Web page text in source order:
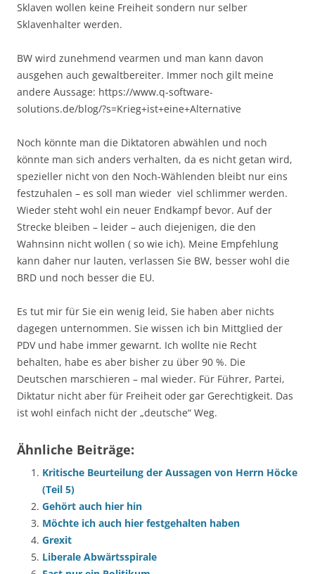
Sklaven wollen keine Freiheit sondern nur selber
Sklavenhalter werden.
BW wird zunehmend vearmen und man kann davon
ausgehen auch gewaltbereiter. Immer noch gilt meine
andere Aussage: https://www.q-software-
solutions.de/blog/?s=Krieg+ist+eine+Alternative
Noch könnte man die Diktatoren abwählen und noch
könnte man sich anders verhalten, da es nicht getan wird,
spezieller nicht von den Noch-Wählenden bleibt nur eins
festzuhalen – es soll man wieder viel schlimmer werden.
Wieder steht wohl ein neuer Endkampf bevor. Auf der
Strecke bleiben – leider – auch diejenigen, die den
Wahnsinn nicht wollen ( so wie ich). Meine Empfehlung
kann daher nur lauten, verlassen Sie BW, besser wohl die
BRD und noch besser die EU.
Es tut mir für Sie ein wenig leid, Sie haben aber nichts
dagegen unternommen. Sie wissen ich bin Mittglied der
PDV und habe immer gewarnt. Ich wollte nie Recht
behalten, habe es aber bisher zu über 90 %. Die
Deutschen marschieren – mal wieder. Für Führer, Partei,
Diktatur nicht aber für Freiheit oder gar Gerechtigkeit. Das
ist wohl einfach nicht der „deutsche“ Weg.
Ähnliche Beiträge:
Kritische Beurteilung der Aussagen von Herrn Höcke
(Teil 5)
Gehört auch hier hin
Möchte ich auch hier festgehalten haben
Grexit
Liberale Abwärtsspirale